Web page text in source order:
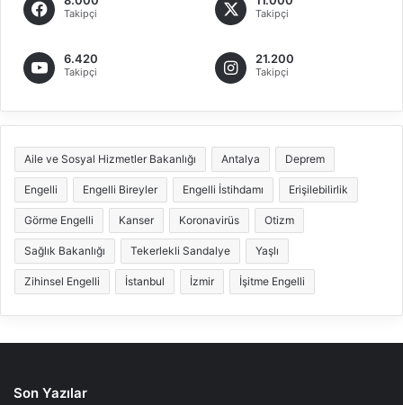
Takipçi Takipçi
6.420
Takipçi
21.200
Takipçi
Aile ve Sosyal Hizmetler Bakanlığı Antalya Deprem
Engelli Engelli Bireyler Engelli İstihdamı Erişilebilirlik
Görme Engelli Kanser Koronavirüs Otizm
Sağlık Bakanlığı Tekerlekli Sandalye Yaşlı
Zihinsel Engelli İstanbul İzmir İşitme Engelli
Son Yazılar